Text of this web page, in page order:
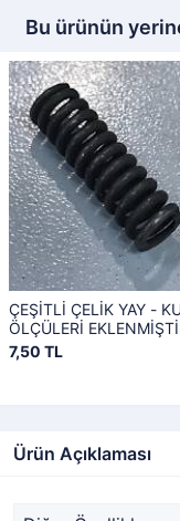
Bu ürünün
ÇEŞİTLİ ÇELİK YAY -
ÖLÇÜLERİ
7,50 TL
Ürün Açıklaması